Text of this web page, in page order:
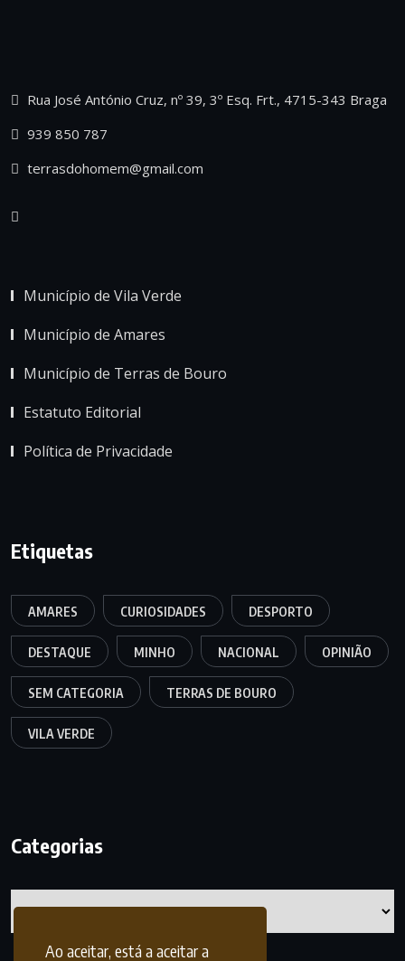
Ao aceitar, está a aceitar a
Rua José António Cruz, nº 39, 3º Esq. Frt., 4715-343 Braga
939 850 787
terrasdohomem@gmail.com
Município de Vila Verde
Município de Amares
Município de Terras de Bouro
Estatuto Editorial
Política de Privacidade
Etiquetas
AMARES CURIOSIDADES DESPORTO
DESTAQUE MINHO NACIONAL OPINIÃO
SEM CATEGORIA TERRAS DE BOURO
VILA VERDE
Categorias